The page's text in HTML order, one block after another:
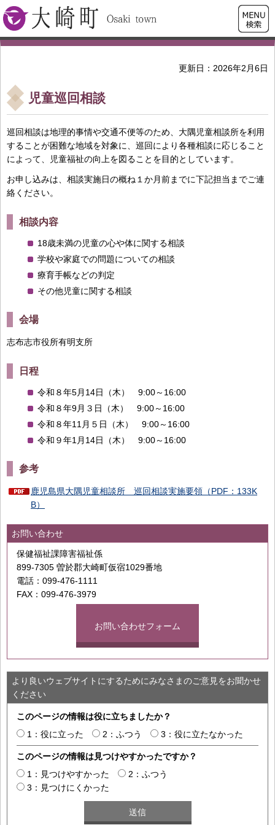
大崎町
検索・
共通メ
ニュー
更新日：2026年2月6日
児童巡回相談
巡回相談は地理的事情や交通不便等のため、大隅児童相談所を利用
することが困難な地域を対象に、巡回により各種相談に応じること
によって、児童福祉の向上を図ることを目的としています。
お申し込みは、相談実施日の概ね１か月前までに下記担当までご連
絡ください。
相談内容
18歳未満の児童の心や体に関する相談
学校や家庭での問題についての相談
療育手帳などの判定
その他児童に関する相談
会場
志布志市役所有明支所
日程
令和８年5月14日（木） 9:00～16:00
令和８年9月３日（木） 9:00～16:00
令和８年11月５日（木） 9:00～16:00
令和９年1月14日（木） 9:00～16:00
参考
鹿児島県大隅児童相談所 巡回相談実施要領（PDF：133K
B）
お問い合わせ
保健福祉課障害福祉係
899-7305 曽於郡大崎町仮宿1029番地
電話：099-476-1111
FAX：099-476-3979
お問い合わせフォーム
より良いウェブサイトにするためにみなさまのご意見をお聞かせ
ください
このページの情報は役に立ちましたか？
1：役に立った
2：ふつう 3：役に立たなかった
このページの情報は見つけやすかったですか？
1：見つけやすかった
2：ふつう
3：見つけにくかった